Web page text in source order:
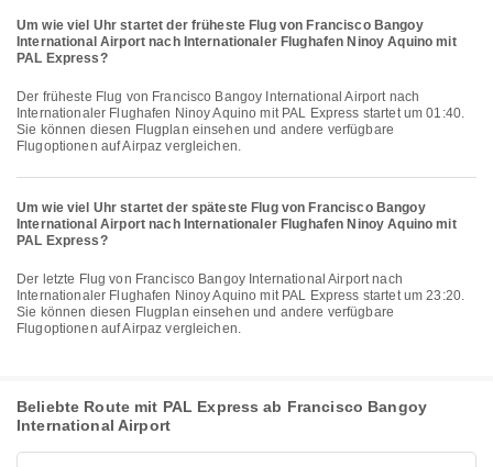
Um wie viel Uhr startet der früheste Flug von Francisco Bangoy
International Airport nach Internationaler Flughafen Ninoy Aquino mit
PAL Express?
Der früheste Flug von Francisco Bangoy International Airport nach
Internationaler Flughafen Ninoy Aquino mit PAL Express startet um 01:40.
Sie können diesen Flugplan einsehen und andere verfügbare
Flugoptionen auf Airpaz vergleichen.
Um wie viel Uhr startet der späteste Flug von Francisco Bangoy
International Airport nach Internationaler Flughafen Ninoy Aquino mit
PAL Express?
Der letzte Flug von Francisco Bangoy International Airport nach
Internationaler Flughafen Ninoy Aquino mit PAL Express startet um 23:20.
Sie können diesen Flugplan einsehen und andere verfügbare
Flugoptionen auf Airpaz vergleichen.
Beliebte Route mit PAL Express ab Francisco Bangoy
International Airport